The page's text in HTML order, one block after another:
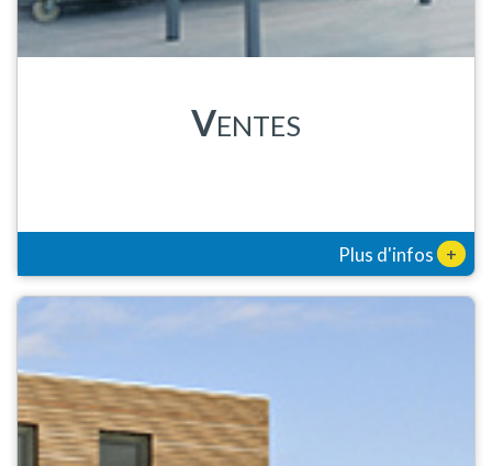
VENTES
Plus d'infos +